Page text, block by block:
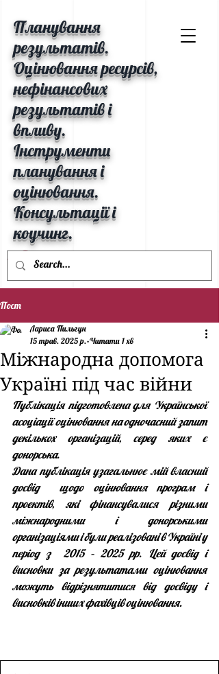
Планування
результатів.
Оцінювання ресурсів,
нефінансових
результатів і
впливу.
Інструменти
планування і
оцінювання.
Консультації і
коучинг.
Пост
Міжнародна допомога
Україні під час війни
Лариса Пильгун
15 трав. 2025 р. Читати 1 хв
Публікація підготовлена для Української
асоціації оцінювання на одночасний запит
декількох організацій, серед яких є
донорська.
Дана публікація узагальнює мій власний
досвід  щодо оцінювання програм і
проектів, які фінансувалися різними
міжнародними і донорськими
організаціями і були реалізовані в Україні у
період з  2015 – 2025 рр. Цей досвід і
висновки за результатами оцінювання
можуть відрізнятитися від досвіду і
висновків інших фахівців оцінювання.